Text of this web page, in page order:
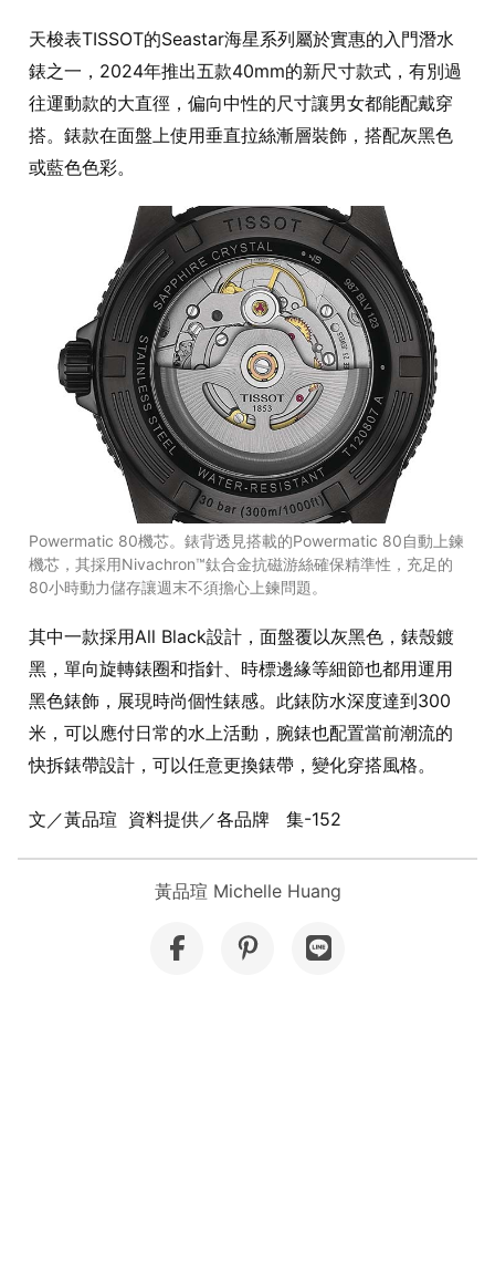
天梭表TISSOT的Seastar海星系列屬於實惠的入門潛水
錶之一，2024年推出五款40mm的新尺寸款式，有別過
往運動款的大直徑，偏向中性的尺寸讓男女都能配戴穿
搭。錶款在面盤上使用垂直拉絲漸層裝飾，搭配灰黑色
或藍色色彩。
Powermatic 80機芯。錶背透見搭載的Powermatic 80自動上鍊
機芯，其採用Nivachron™鈦合金抗磁游絲確保精準性，充足的
80小時動力儲存讓週末不須擔心上鍊問題。
其中一款採用All Black設計，面盤覆以灰黑色，錶殼鍍
黑，單向旋轉錶圈和指針、時標邊緣等細節也都用運用
黑色錶飾，展現時尚個性錶感。此錶防水深度達到300
米，可以應付日常的水上活動，腕錶也配置當前潮流的
快拆錶帶設計，可以任意更換錶帶，變化穿搭風格。
文／黃品瑄 資料提供／各品牌 集-152
黃品瑄 Michelle Huang